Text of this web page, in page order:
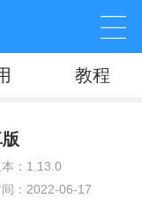
教程
本：1.13.0
间：2022-06-17